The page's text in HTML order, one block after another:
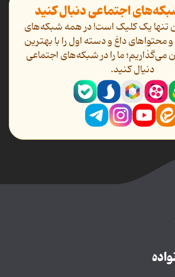
اجتماعی دنبال کنید
تنها یک کلیک است! در همه شبکه‌های
محتواهای داغ و دسته اول را با بهترین
می‌گذاریم؛ ما را در شبکه‌های اجتماعی
دنیال کنید.